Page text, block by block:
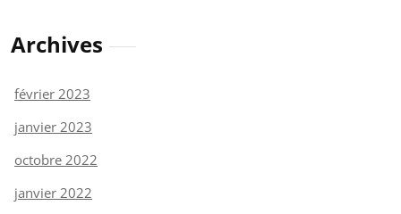
Archives
février 2023
janvier 2023
octobre 2022
janvier 2022